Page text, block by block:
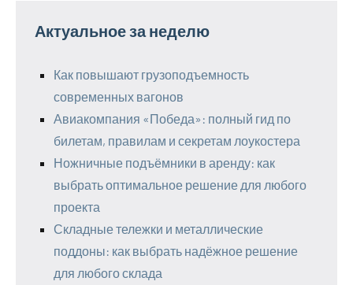
Актуальное за неделю
Как повышают грузоподъемность
современных вагонов
Авиакомпания «Победа»: полный гид по
билетам, правилам и секретам лоукостера
Ножничные подъёмники в аренду: как
выбрать оптимальное решение для любого
проекта
Складные тележки и металлические
поддоны: как выбрать надёжное решение
для любого склада